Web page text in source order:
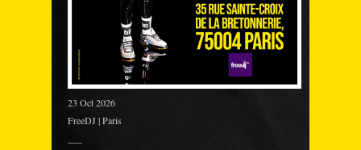
23 Oct 2026
FreeDJ | Paris